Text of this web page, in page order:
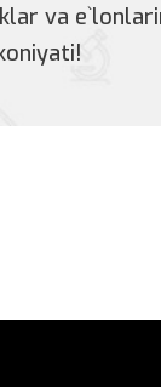
va